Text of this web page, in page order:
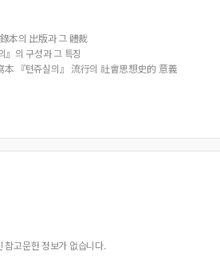
本의 出版과 그 體裁
의 구성과 그 특징
『텬쥬실의』 流行의 社會思想史的 意義
참고문헌 정보가 없습니다.